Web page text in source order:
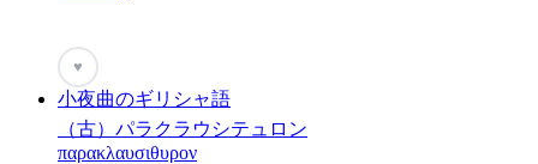
♥
小夜曲のギリシャ語
（古）パラクラウシテュロン
παρακλαυσιθυρον